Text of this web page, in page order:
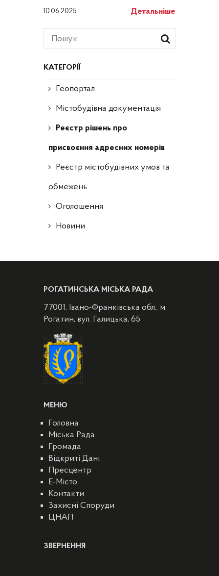
КАТЕГОРІЇ
Геопортал
Містобудівна документація
Реєстр рішень про
присвоєння адресних номерів
Реєстр містобудівних умов та
обмежень
Оголошення
Новини
10.06.2025 Детальніше
РОГАТИНСЬКА МІСЬКА РАДА
77001, Івано-Франківська обл., м.
Рогатин, вул. Галицька, 65
МЕНЮ
Головна
Міська Рада
Громада
Відкриті Дані
Пресцентр
E-Місто
Контакти
Захисні Споруди
ЦНАП
ЗВЕРНЕННЯ